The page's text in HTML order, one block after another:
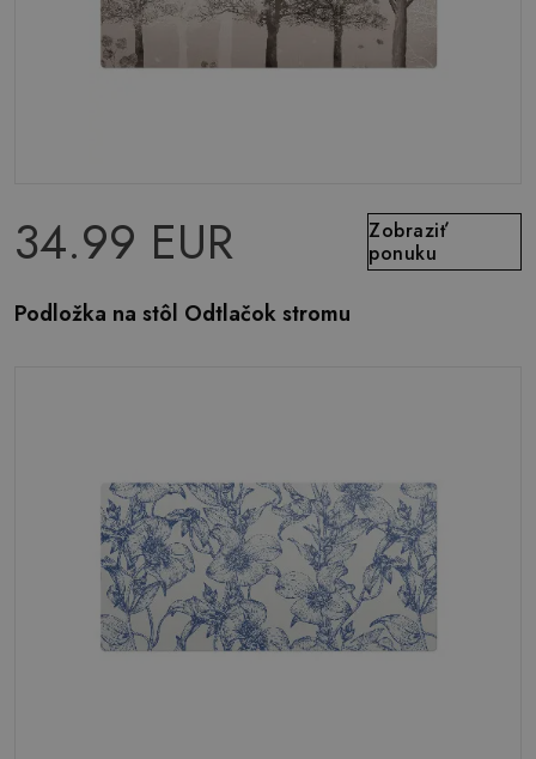
34.99 EUR
Zobraziť
ponuku
Podložka na stôl Odtlačok stromu